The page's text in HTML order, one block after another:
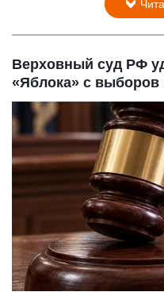
Верховный суд РФ
«Яблока» с выборов